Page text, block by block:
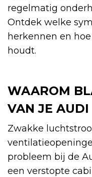
regelmatig
Ontdek welke
herkennen en
houdt.
WAAROM
VAN JE
Zwakke
probleem bij de
een verstopte